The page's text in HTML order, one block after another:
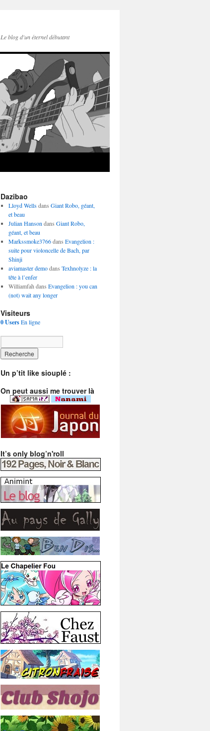
Le blog d'un éternel débutant
Dazibao
Lloyd Wellsdans Giant Robo, géant,
et beau
Julian Hanson dans Giant Robo,
géant, et beau
Markssmoke3766dans Evangelion :
suite pour violoncelle de Bach, par
Shinji
aviamaster demodans Texhnolyze : la
tête à l’enfer
Williamfah dans Evangelion : you can
(not) wait any longer
Visiteurs
0 UsersEn ligne
Un p’tit like siouplé :
On peut aussi me trouver là
It’s only blog’n'roll